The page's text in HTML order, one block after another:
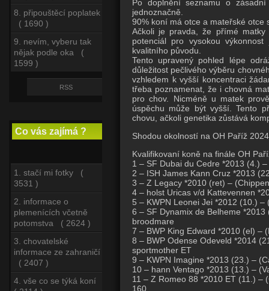
8. připouštěcí poplatek
( 1690 )
9. nevím, vyberu tak
nějak podle oka (
1599 )
RSS
Co vás zajímá ?
1. stačí mi fotky (
3531 )
2. informace o
plemenících včetně
potomstva ( 2624 )
3. chovatelské
informace ze zahraničí
( 2407 )
4. vše co se týká koní
Po doplnění seznamu o
jednoznačně.
90% koní má otce a mateřské
Ačkoli je pravda, že přímé matky
potenciál pro vysokou
kvalitního původu.
Tento upravený pohled lépe
důležitost pečlivého výběru
vzhledem k vyšší koncentraci
třeba poznamenat, že i chovná
pro chov. Nicméně u matek
úspěchu může být vyšší. Tento
chovu, ačkoli genetika zůstává
Shodou okolností na OH Paříž
Kvalifikovaní koně na finále OH
1 – SF Dubai du Cedre *2013 (4.)
2 – ISH James Kann Cruz *2013
3 – Z Legacy *2010 (ret) –
4 – holst Uricas v/d Kattevennen
5 – KWPN Leonei Jei *2012 (10.)
6 – SF Dynamix de Belheme
broodmare
7 – BWP King Edward *2010 (el) –
8 – BWP Odense Odeveld *2014
sportmother ET
9 – KWPN Imagine *2013 (23.) –
10 – hann Ventago *2013 (13.) –
11 – Z Romeo 88 *2010 ET (11.) –
160